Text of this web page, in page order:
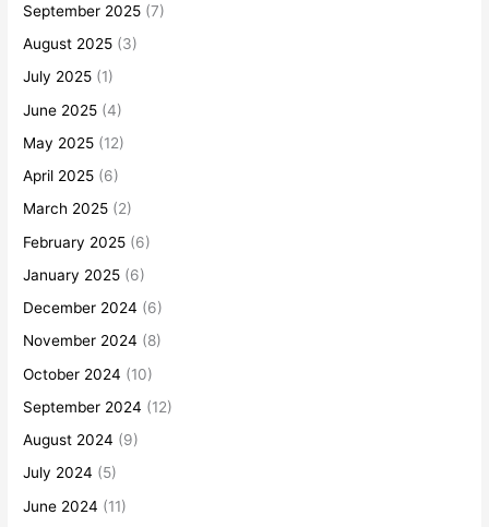
September 2025 (7)
August 2025 (3)
July 2025 (1)
June 2025 (4)
May 2025 (12)
April 2025 (6)
March 2025 (2)
February 2025 (6)
January 2025 (6)
December 2024 (6)
November 2024 (8)
October 2024 (10)
September 2024 (12)
August 2024 (9)
July 2024 (5)
June 2024 (11)